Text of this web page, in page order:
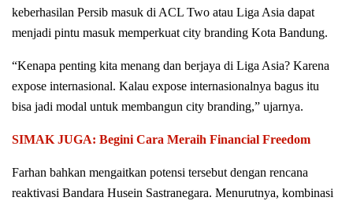
keberhasilan Persib masuk di ACL Two atau Liga Asia dapat
menjadi pintu masuk memperkuat city branding Kota Bandung.
“Kenapa penting kita menang dan berjaya di Liga Asia? Karena
expose internasional. Kalau expose internasionalnya bagus itu
bisa jadi modal untuk membangun city branding,” ujarnya.
SIMAK JUGA: Begini Cara Meraih Financial Freedom
Farhan bahkan mengaitkan potensi tersebut dengan rencana
reaktivasi Bandara Husein Sastranegara. Menurutnya, kombinasi